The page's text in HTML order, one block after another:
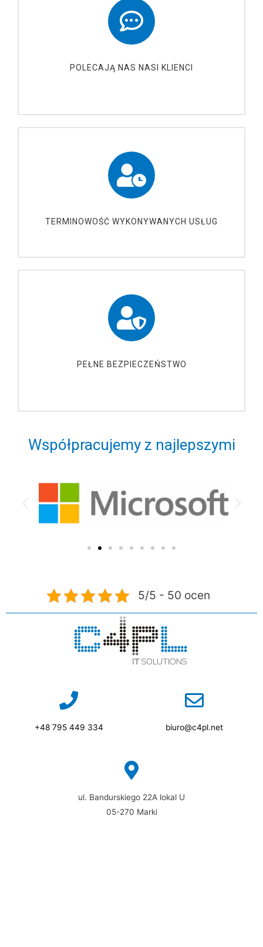
POLECAJĄ NAS NASI KLIENCI
TERMINOWOŚĆ WYKONYWANYCH USŁUG
PEŁNE BEZPIECZEŃSTWO
Współpracujemy z najlepszymi
5/5 - 50 ocen
+48 795 449 334 biuro@c4pl.net
ul. Bandurskiego 22A lokal U
05-270 Marki